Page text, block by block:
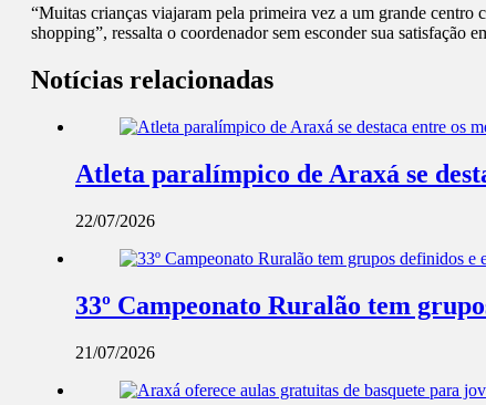
“Muitas crianças viajaram pela primeira vez a um grande centro
shopping”, ressalta o coordenador sem esconder sua satisfação
Notícias relacionadas
Atleta paralímpico de Araxá se
22/07/2026
33º Campeonato Ruralão tem
21/07/2026